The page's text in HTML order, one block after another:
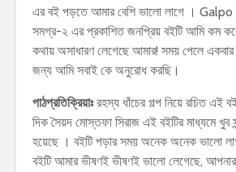
এর বই পড়তে আমার বেশি ভালো লাগে ।
সমগ্র-২ এর প্রকাশিত জনপ্রিয় বইটি আমি কম
কথায় অসাধারণ লেগেছে আমার! সময় পেলে
জন্য আমি সবাই কে অনুরোধ করছি।
পাঠপ্রতিক্রিয়াঃরহস্য ধাঁচের গল্প নিয়ে রচিত এই
দিক সৈয়দ মোস্তফা সিরাজ এই বইটির মাধ্যমে খুব
হয়েছে । বইটি পড়ার সময় অনেক অনেক ভালো
বইটি আমার ভীষণই ভীষণই ভালো লেগেছে,